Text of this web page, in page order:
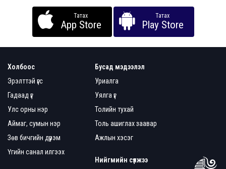
Татах
App Store
Татах
Play Store
Холбоос
Эрэлттэй үгс
Гадаад үг
Улс орны нэр
Аймаг, сумын нэр
Зөв бичгийн дүрэм
Үгийн санал илгээх
Бусад мэдээлэл
Уриалга
Уялга үг
Толийн тухай
Толь ашиглах заавар
Ажлын хэсэг
Нийгмийн сүлжээ